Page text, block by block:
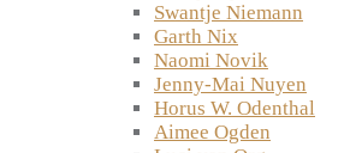
Swantje Niemann
Garth Nix
Naomi Novik
Jenny-Mai Nuyen
Horus W. Odenthal
Aimee Ogden